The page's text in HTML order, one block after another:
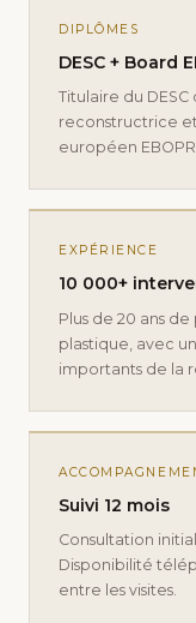
DIPLÔMES
DESC + Board
Titulaire du
reconstructrice
européen
EXPÉRIENCE
10 000+
Plus de 20 ans
plastique, avec
importants de la
Suivi 12 mois
Consultation
Disponibilité
entre les visites.